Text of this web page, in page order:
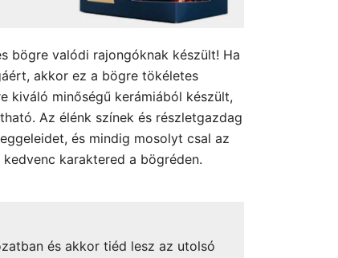
bögre valódi rajongóknak készült! Ha
akkor ez a bögre tökéletes
kiváló minőségű kerámiából készült,
Az élénk színek és részletgazdag
és mindig mosolyt csal az
karaktered a bögréden.
és akkor tiéd lesz az utolsó